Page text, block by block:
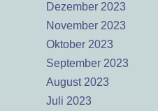
Dezember 2023
November 2023
Oktober 2023
September 2023
August 2023
Juli 2023